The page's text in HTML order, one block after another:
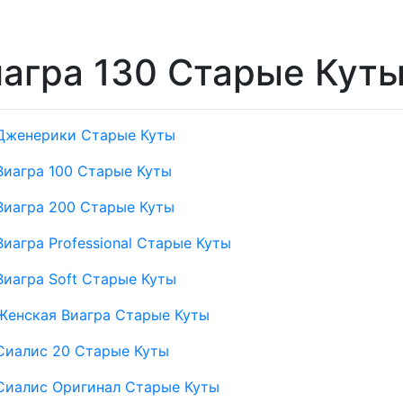
130 Старые
Старые Куты
100 Старые Куты
200 Старые Куты
Professional Старые Куты
Soft Старые Куты
Виагра Старые Куты
20 Старые Куты
Оригинал Старые Куты